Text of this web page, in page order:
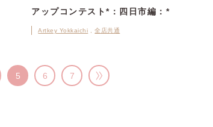
アップコンテスト*：四日市編：*
Artkey Yokkaichi 全店共通
5 6 7